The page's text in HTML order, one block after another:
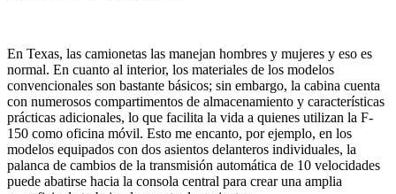
En Texas, las camionetas las manejan hombres y mujeres y eso es
normal. En cuanto al interior, los materiales de los modelos
convencionales son bastante básicos; sin embargo, la cabina cuenta
con numerosos compartimentos de almacenamiento y características
prácticas adicionales, lo que facilita la vida a quienes utilizan la F-
150 como oficina móvil. Esto me encanto, por ejemplo, en los
modelos equipados con dos asientos delanteros individuales, la
palanca de cambios de la transmisión automática de 10 velocidades
puede abatirse hacia la consola central para crear una amplia